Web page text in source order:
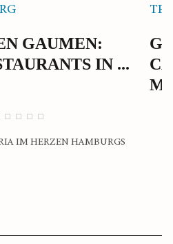
GAUMEN:
IN ...
IM HERZEN HAMBURGS